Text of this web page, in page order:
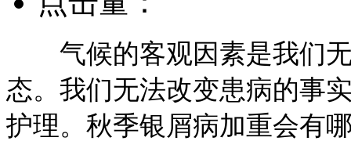
气候的客观因素是我们无
态。我们无法改变患病的事
护理。秋季银屑病加重会有